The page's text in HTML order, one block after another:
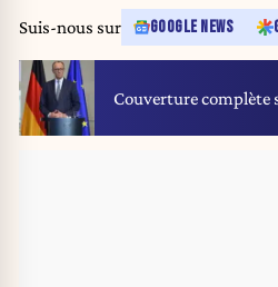
Suis-nous sur GOOGLE NEWS
Couverture complète